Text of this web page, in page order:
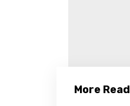
More Read